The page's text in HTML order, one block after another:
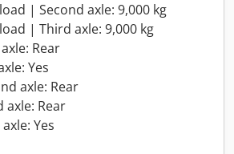
| Second axle: 9,000 kg
| Third axle: 9,000 kg
Rear
Yes
axle: Rear
Rear
Yes